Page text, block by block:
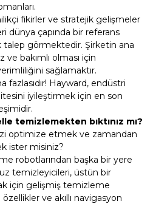
Sıvı Klor Sodyum Hipoklorit
Sıvı Ph- Düşürücü
Toz Ph+ Yükseltici
Wtr Havuz Kimyasalları Setleri
Yosun Öldürücü
fikirler ve stratejik gelişmeler
dünya çapında bir referans
talep görmektedir. Şirketin ana
bakımlı olması için
sağlamaktır.
fazlasıdır! Hayward, endüstri
iyileştirmek için en son
temizlemekten bıktınız mı?
optimize etmek ve zamandan
ister misiniz?
robotlarından başka bir yere
temizleyicileri, üstün bir
için gelişmiş temizleme
ve akıllı navigasyon